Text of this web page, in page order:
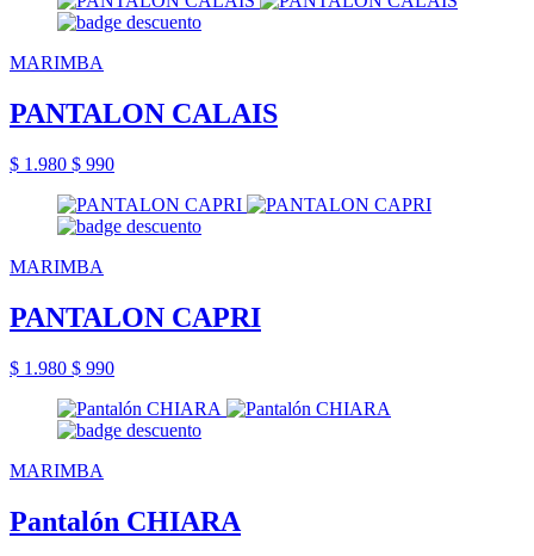
MARIMBA
PANTALON CALAIS
$ 1.980 $ 990
MARIMBA
PANTALON CAPRI
$ 1.980 $ 990
MARIMBA
Pantalón CHIARA